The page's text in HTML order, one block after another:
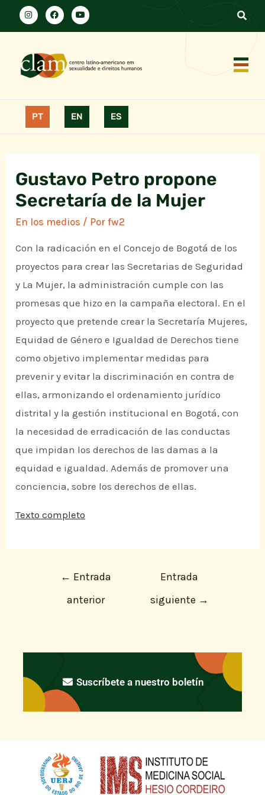
PT EN ES
Gustavo Petro propone
Secretaría de la Mujer
En los medios / Porfw2
Con la radicación en el Concejo de Bogotá de los
proyectos para crear las Secretarias de Seguridad
y La Mujer, la administración cumple con las
promesas que hizo en la campaña electoral. En el
proyecto que pretende crear la Secretaría Mujeres,
Equidad de Género e Igualdad de Derechos tiene
como objetivo implementar medidas para
prevenir y evitar la discriminación en contra de
ellas, armonizando el ordenamiento jurídico
distrital y la gestión institucional en Bogotá, con
la necesidad de erradicación de las conductas
que impidan los derechos de las damas a la
equidad e igualdad. Además de promover una
conciencia, sobre los derechos de ellas.
Texto completo
← Entrada
anterior
Entrada
siguiente →
Suscríbete a nuestro boletín